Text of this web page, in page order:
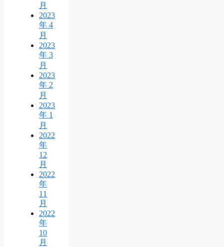
月
2023
年 4
月
2023
年 3
月
2023
年 2
月
2023
年 1
月
2022
年
12
月
2022
年
11
月
2022
年
10
月